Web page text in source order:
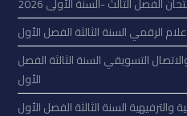
الرقمي السنة الثالثة الفصل الأول
التسويقي السنة الثالثة الفصل
الأول
والترفيهية السنة الثالثة الفصل الأول